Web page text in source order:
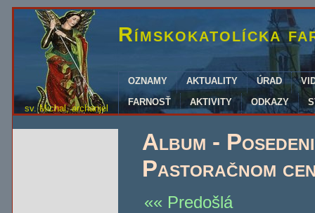
Rímskokatolícka
OZNAMY AKTUALITY ÚRAD
FARNOSŤ
AKTIVITY ODKAZY
sv. Michal, archanjel
Album -
Pastoračnom
Predošlá